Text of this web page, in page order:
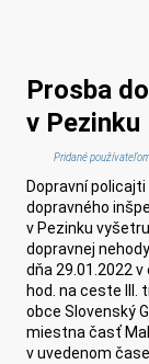
Prosba
v Pezinku
Pridané
Dopravní
dopravného
v Pezinku
dopravnej
dňa 29.01.2022 v
hod. na ceste III.
obce Slovenský
miestna časť
v uvedenom